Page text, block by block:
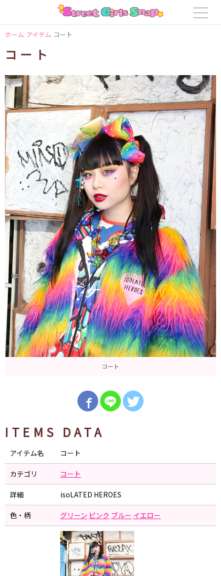
ホーム アイテム コート
コート
コート
ITEMS DATA
アイテム名 コート
カテゴリ コート
詳細 isoLATED HEROES
色・柄 グリーン ピンク ブルー イエロー